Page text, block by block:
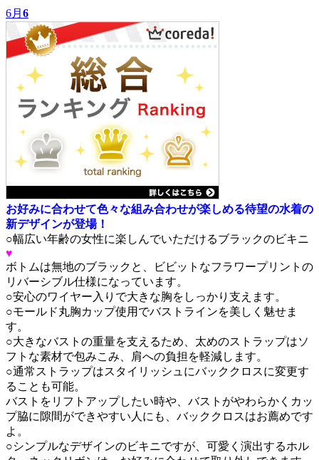
6月 6
お好みに合わせて色々な組み合わせが楽しめる待望の水着の
新デザインが登場！
○幅広い年齢の女性に楽しんでいただけるブラックのビキニ
♥
ボトムは無地のブラックと、ビビットなフラワープリントの
リバーシブル仕様になっています。
○安心のワイヤー入りで大きな胸をしっかり支えます。
○モールド丸胸カップ使用でバストラインを美しく魅せま
す。
○大きなバストの重量を支えるため、太めのストラップはソ
フトな素材で包みこみ、肩への負担を軽減します。
○通常ストラップはスタイリッシュにバッククロスに変更す
ることも可能。
バストをリフトアップしたい時や、バストがやわらかくカッ
プ脇に隙間ができやすい人にも、バッククロスはお薦めです
よ。
○シンプルなデザインのビキニですが、可愛く演出するホル